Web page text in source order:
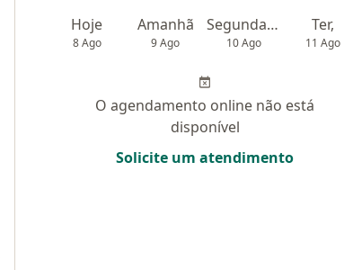
Hoje
8 Ago
Amanhã
9 Ago
Segunda-feira
10 Ago
Ter,
11 Ago
O agendamento online não está
disponível
Solicite um atendimento